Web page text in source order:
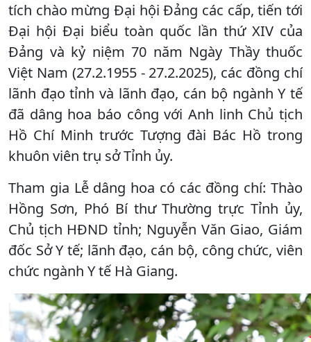
tích chào mừng Đại hội Đảng các cấp, tiến tới
Đại hội Đại biểu toàn quốc lần thứ XIV của
Đảng và kỷ niệm 70 năm Ngày Thầy thuốc
Việt Nam (27.2.1955 - 27.2.2025), các đồng chí
lãnh đạo tỉnh và lãnh đạo, cán bộ ngành Y tế
đã dâng hoa báo công với Anh linh Chủ tịch
Hồ Chí Minh trước Tượng đài Bác Hồ trong
khuôn viên trụ sở Tỉnh ủy.
Tham gia Lễ dâng hoa có các đồng chí: Thào
Hồng Sơn, Phó Bí thư Thường trực Tỉnh ủy,
Chủ tịch HĐND tỉnh; Nguyễn Văn Giao, Giám
đốc Sở Y tế; lãnh đạo, cán bộ, công chức, viên
chức ngành Y tế Hà Giang.